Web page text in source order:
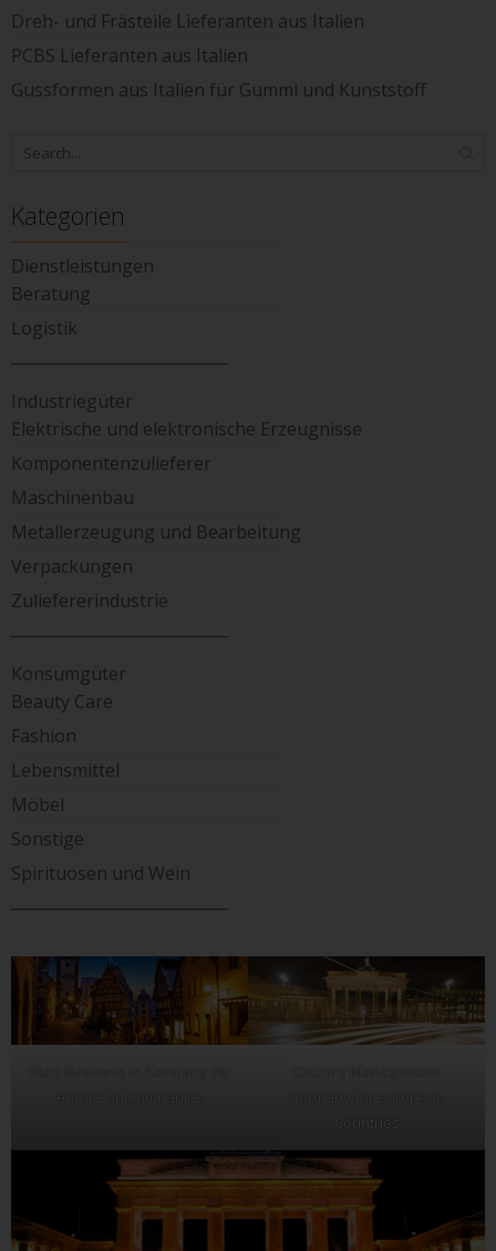
Dreh- und Frästeile Lieferanten aus Italien
PCBS Lieferanten aus Italien
Gussformen aus Italien für Gummi und Kunststoff
Kategorien
Dienstleistungen
Beratung
Logistik
Industriegüter
Elektrische und elektronische Erzeugnisse
Komponentenzulieferer
Maschinenbau
Metallerzeugung und Bearbeitung
Verpackungen
Zuliefererindustrie
Konsumgüter
Beauty Care
Fashion
Lebensmittel
Möbel
Sonstige
Spirituosen und Wein